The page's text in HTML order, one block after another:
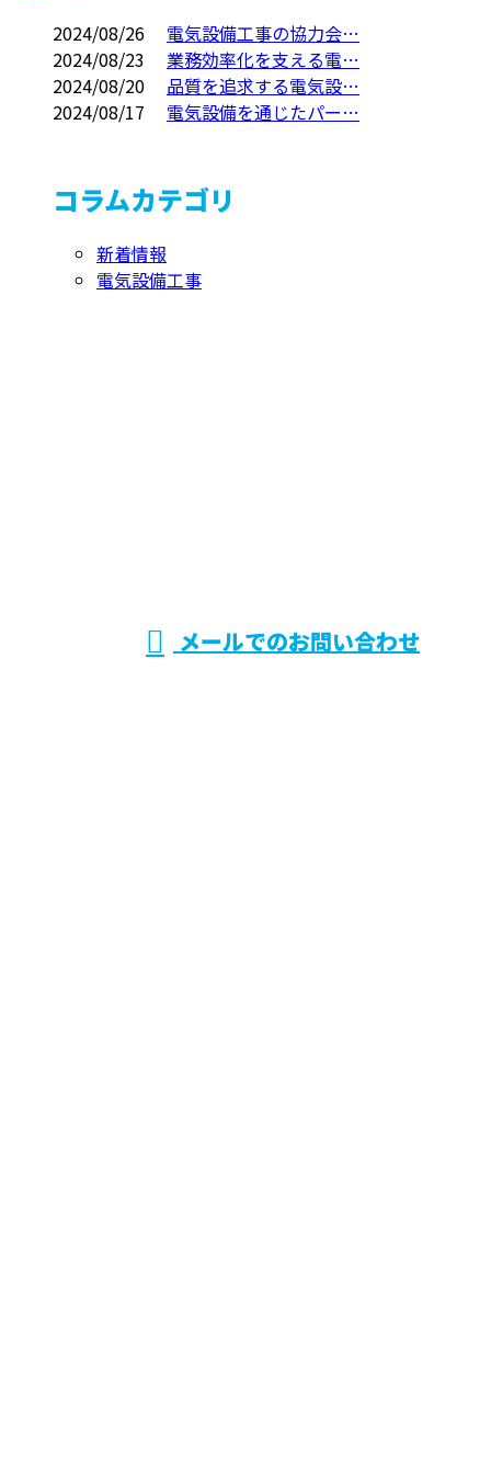
2024/08/26
電気設備工事の協力会…
2024/08/23
業務効率化を支える電…
2024/08/20
品質を追求する電気設…
2024/08/17
電気設備を通じたパー…
コラムカテゴリ
新着情報
電気設備工事
メールでのお問い合わせ